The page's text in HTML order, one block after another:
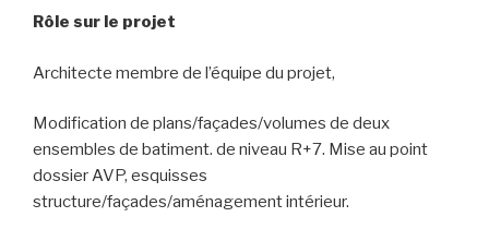
Rôle sur le projet
Architecte membre de l’équipe du projet,
Modification de plans/façades/volumes de deux
ensembles de batiment. de niveau R+7. Mise au point
dossier AVP, esquisses
structure/façades/aménagement intérieur.